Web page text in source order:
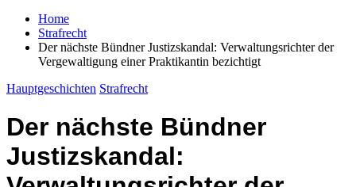
Home
Strafrecht
Der nächste Bündner Justizskandal: Verwaltungsrichter der
Vergewaltigung einer Praktikantin bezichtigt
Hauptgeschichten Strafrecht
Der nächste Bündner
Justizskandal: